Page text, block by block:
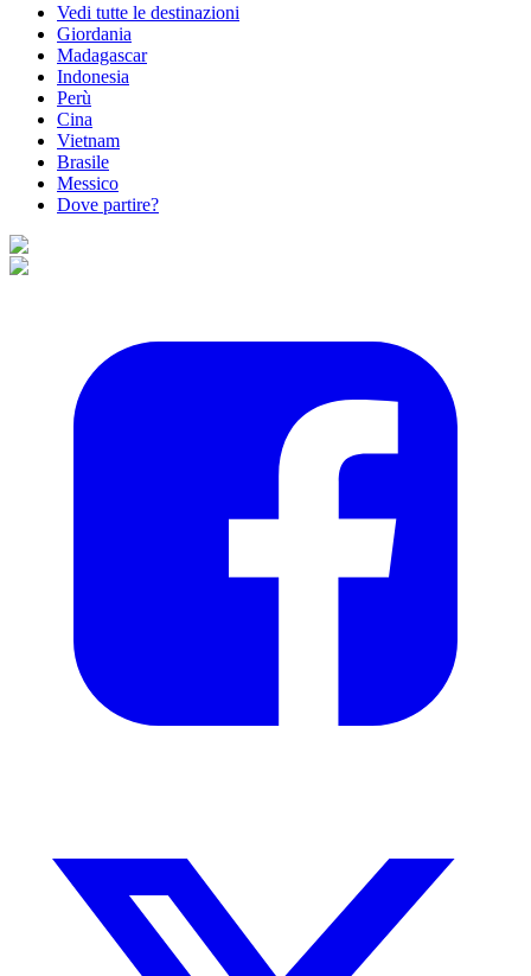
Vedi tutte le destinazioni
Giordania
Madagascar
Indonesia
Perù
Cina
Vietnam
Brasile
Messico
Dove partire?